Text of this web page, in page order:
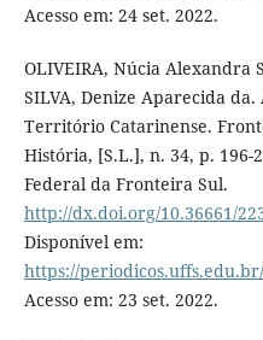
Acesso em: 24 set. 2022.
OLIVEIRA, Núcia Alexandra
SILVA, Denize Aparecida
Território Catarinense.
História, [S.L.], n. 34, p. 196-
Federal da Fronteira Sul.
http://dx.doi.org/10.36661/
Disponível em:
https://
Acesso em: 23 set. 2022.